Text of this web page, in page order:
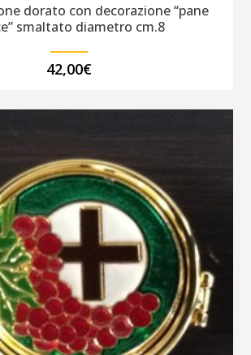
dorato con decorazione “pane
smaltato diametro cm.8
42,00€